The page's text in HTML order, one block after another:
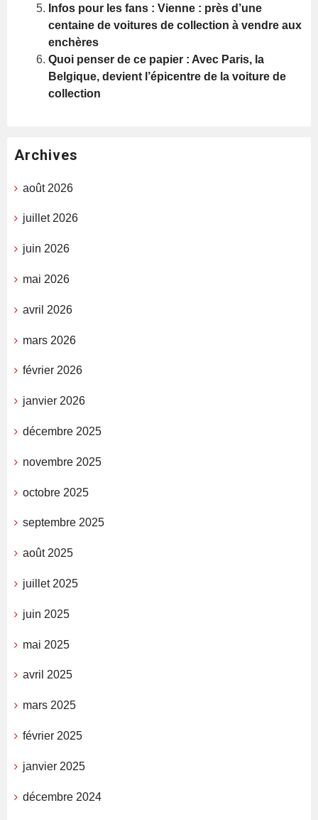
Infos pour les fans : Vienne : près d’une
centaine de voitures de collection à vendre aux
enchères
Quoi penser de ce papier : Avec Paris, la
Belgique, devient l’épicentre de la voiture de
collection
Archives
août 2026
juillet 2026
juin 2026
mai 2026
avril 2026
mars 2026
février 2026
janvier 2026
décembre 2025
novembre 2025
octobre 2025
septembre 2025
août 2025
juillet 2025
juin 2025
mai 2025
avril 2025
mars 2025
février 2025
janvier 2025
décembre 2024